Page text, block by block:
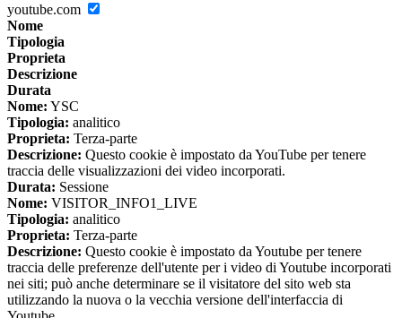
youtube.com
Nome
Tipologia
Proprieta
Descrizione
Durata
Nome: YSC
Tipologia: analitico
Proprieta: Terza-parte
Descrizione: Questo cookie è impostato da YouTube per tenere
traccia delle visualizzazioni dei video incorporati.
Durata: Sessione
Nome: VISITOR_INFO1_LIVE
Tipologia: analitico
Proprieta: Terza-parte
Descrizione: Questo cookie è impostato da Youtube per tenere
traccia delle preferenze dell'utente per i video di Youtube incorporati
nei siti; può anche determinare se il visitatore del sito web sta
utilizzando la nuova o la vecchia versione dell'interfaccia di